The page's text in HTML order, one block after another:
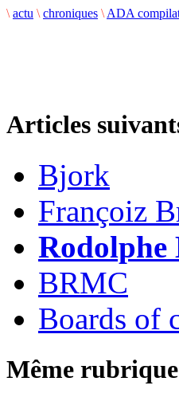
\ actu \ chroniques \ ADA
Articles
Bjork
Françoiz
Rodolphe
BRMC
Boards of
Même rubrique